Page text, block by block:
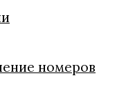
номеров